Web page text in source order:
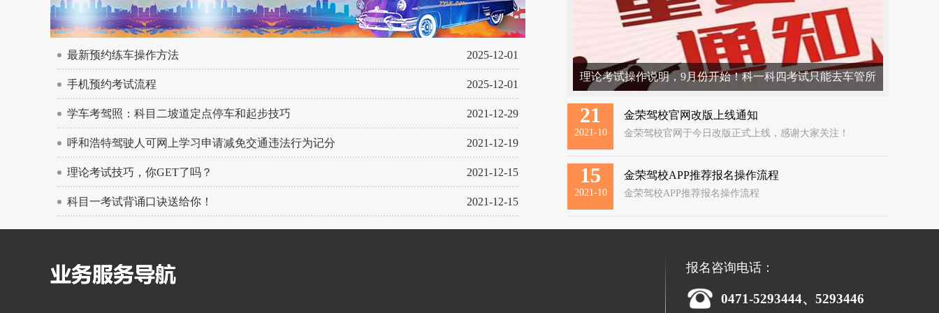
最新预约练车操作方法 2025-12-01
手机预约考试流程 2025-12-01
学车考驾照：科目二坡道定点停车和起步技巧 2021-12-29
呼和浩特驾驶人可网上学习申请减免交通违法行为记分 2021-12-19
理论考试技巧，你GET了吗？ 2021-12-15
科目一考试背诵口诀送给你！ 2021-12-15
理论考试操作说明，9月份开始！科一科四考试只能去车管所
考，一定要互相转发
21
2021-10
金荣驾校官网改版上线通知
金荣驾校官网于今日改版正式上线，感谢大家关注！
15
2021-10
金荣驾校APP推荐报名操作流程
金荣驾校APP推荐报名操作流程
报名咨询电话：
0471-5293444、5293446